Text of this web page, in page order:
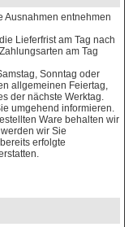
Ausnahmen entnehmen
Lieferfrist am Tag nach
am Tag
Sonntag oder
allgemeinen Feiertag,
der nächste Werktag.
umgehend informieren.
Ware behalten wir
wir Sie
erfolgte